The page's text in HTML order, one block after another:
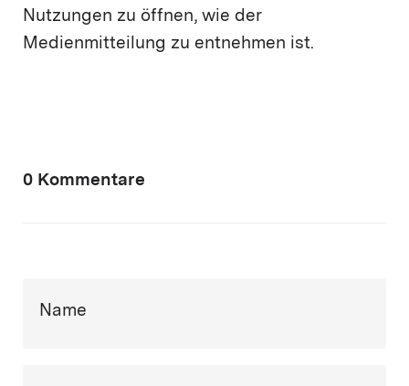
Nutzungen zu öffnen, wie der
Medienmitteilung zu entnehmen ist.
0 Kommentare
Name